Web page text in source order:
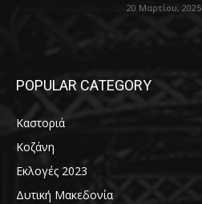
20 Μαρτίου, 2025
POPULAR CATEGORY
Καστοριά
Κοζάνη
Εκλογές 2023
Δυτική Μακεδονία